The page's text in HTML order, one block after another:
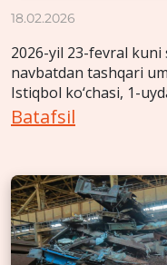
18.02.2026
2026-yil 23-fevral
navbatdan tashqari
Istiqbol ko‘chasi, 1-
saroyida o‘tkaziladi.
Batafsil